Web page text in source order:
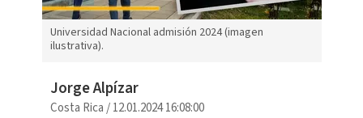
Universidad Nacional admisión 2024 (imagen
ilustrativa).
Jorge Alpízar
Costa Rica /12.01.2024 16:08:00